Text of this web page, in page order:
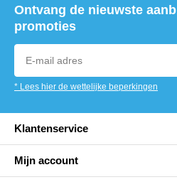
Ontvang de nieuwste
promoties
* Lees hier de wettelijke beperkingen
Klantenservice
Mijn account